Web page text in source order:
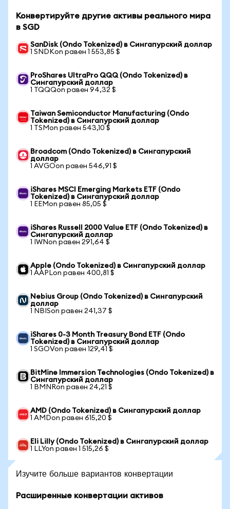
Конвертируйте другие активы реального мира
в SGD
SanDisk (Ondo Tokenized) в Сингапурский доллар
1 SNDKon равен 1 553,85 $
ProShares UltraPro QQQ (Ondo Tokenized) в
Сингапурский доллар
1 TQQQon равен 94,32 $
Taiwan Semiconductor Manufacturing (Ondo
Tokenized) в Сингапурский доллар
1 TSMon равен 543,10 $
Broadcom (Ondo Tokenized) в Сингапурский
доллар
1 AVGOon равен 546,91 $
iShares MSCI Emerging Markets ETF (Ondo
Tokenized) в Сингапурский доллар
1 EEMon равен 85,05 $
iShares Russell 2000 Value ETF (Ondo Tokenized) в
Сингапурский доллар
1 IWNon равен 291,64 $
Apple (Ondo Tokenized) в Сингапурский доллар
1 AAPLon равен 400,81 $
Nebius Group (Ondo Tokenized) в Сингапурский
доллар
1 NBISon равен 241,37 $
iShares 0-3 Month Treasury Bond ETF (Ondo
Tokenized) в Сингапурский доллар
1 SGOVon равен 129,41 $
BitMine Immersion Technologies (Ondo Tokenized) в
Сингапурский доллар
1 BMNRon равен 24,21 $
AMD (Ondo Tokenized) в Сингапурский доллар
1 AMDon равен 615,20 $
Eli Lilly (Ondo Tokenized) в Сингапурский доллар
1 LLYon равен 1 515,26 $
Изучите больше вариантов конвертации
Расширенные конвертации активов